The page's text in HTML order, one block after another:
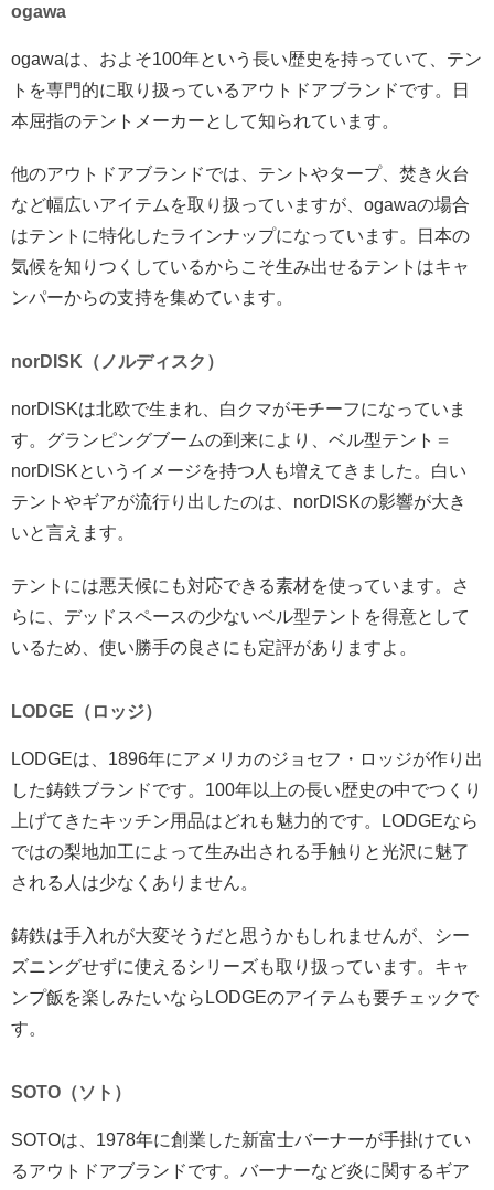
ogawa
ogawaは、およそ100年という長い歴史を持っていて、テン
トを専門的に取り扱っているアウトドアブランドです。日
本屈指のテントメーカーとして知られています。
他のアウトドアブランドでは、テントやタープ、焚き火台
など幅広いアイテムを取り扱っていますが、ogawaの場合
はテントに特化したラインナップになっています。日本の
気候を知りつくしているからこそ生み出せるテントはキャ
ンパーからの支持を集めています。
norDISK（ノルディスク）
norDISKは北欧で生まれ、白クマがモチーフになっていま
す。グランピングブームの到来により、ベル型テント＝
norDISKというイメージを持つ人も増えてきました。白い
テントやギアが流行り出したのは、norDISKの影響が大き
いと言えます。
テントには悪天候にも対応できる素材を使っています。さ
らに、デッドスペースの少ないベル型テントを得意として
いるため、使い勝手の良さにも定評がありますよ。
LODGE（ロッジ）
LODGEは、1896年にアメリカのジョセフ・ロッジが作り出
した鋳鉄ブランドです。100年以上の長い歴史の中でつくり
上げてきたキッチン用品はどれも魅力的です。LODGEなら
ではの梨地加工によって生み出される手触りと光沢に魅了
される人は少なくありません。
鋳鉄は手入れが大変そうだと思うかもしれませんが、シー
ズニングせずに使えるシリーズも取り扱っています。キャ
ンプ飯を楽しみたいならLODGEのアイテムも要チェックで
す。
SOTO（ソト）
SOTOは、1978年に創業した新富士バーナーが手掛けてい
るアウトドアブランドです。バーナーなど炎に関するギア